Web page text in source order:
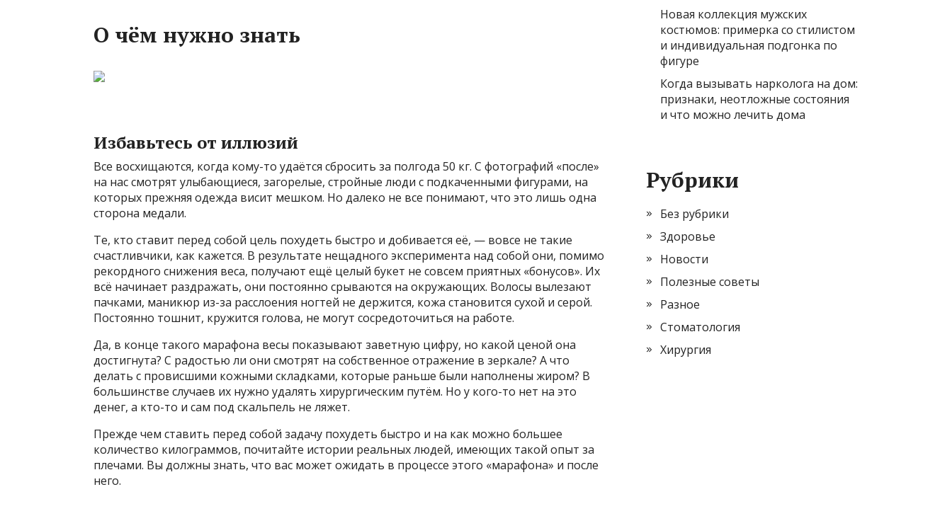
О чём нужно знать
Избавьтесь от иллюзий
Все восхищаются, когда кому-то удаётся сбросить за полгода 50 кг. С фотографий «после»
на нас смотрят улыбающиеся, загорелые, стройные люди с подкаченными фигурами, на
которых прежняя одежда висит мешком. Но далеко не все понимают, что это лишь одна
сторона медали.
Те, кто ставит перед собой цель похудеть быстро и добивается её, — вовсе не такие
счастливчики, как кажется. В результате нещадного эксперимента над собой они, помимо
рекордного снижения веса, получают ещё целый букет не совсем приятных «бонусов». Их
всё начинает раздражать, они постоянно срываются на окружающих. Волосы вылезают
пачками, маникюр из-за расслоения ногтей не держится, кожа становится сухой и серой.
Постоянно тошнит, кружится голова, не могут сосредоточиться на работе.
Да, в конце такого марафона весы показывают заветную цифру, но какой ценой она
достигнута? С радостью ли они смотрят на собственное отражение в зеркале? А что
делать с провисшими кожными складками, которые раньше были наполнены жиром? В
большинстве случаев их нужно удалять хирургическим путём. Но у кого-то нет на это
денег, а кто-то и сам под скальпель не ляжет.
Прежде чем ставить перед собой задачу похудеть быстро и на как можно большее
количество килограммов, почитайте истории реальных людей, имеющих такой опыт за
плечами. Вы должны знать, что вас может ожидать в процессе этого «марафона» и после
него.
Новая коллекция мужских
костюмов: примерка со стилистом
и индивидуальная подгонка по
фигуре
Когда вызывать нарколога на дом:
признаки, неотложные состояния
и что можно лечить дома
Рубрики
Без рубрики
Здоровье
Новости
Полезные советы
Разное
Стоматология
Хирургия